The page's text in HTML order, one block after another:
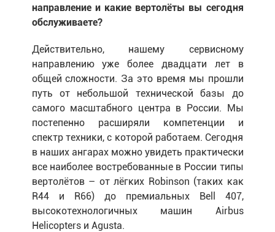
направление и какие вертолёты вы сегодня
обслуживаете?
Действительно, нашему сервисному
направлению уже более двадцати лет в
общей сложности. За это время мы прошли
путь от небольшой технической базы до
самого масштабного центра в России. Мы
постепенно расширяли компетенции и
спектр техники, с которой работаем. Сегодня
в наших ангарах можно увидеть практически
все наиболее востребованные в России типы
вертолётов – от лёгких Robinson (таких как
R44 и R66) до премиальных Bell 407,
высокотехнологичных машин Airbus
Helicopters и Agusta.